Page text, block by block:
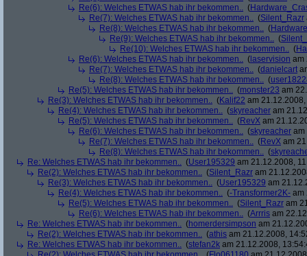
Re(6): Welches ETWAS hab ihr bekommen.. (
Re(7): Welches ETWAS hab ihr bekommen.. (Silent_Razr
Re(8): Welches ETWAS hab ihr bekommen.. (
Re(9): Welches ETWAS hab ihr bekommen.. (
Re(10): Welches ETWAS hab ihr bekommen.. (
Re(6): Welches ETWAS hab ihr bekommen.. ( laservision am
Re(7): Welches ETWAS hab ihr bekommen.. (danielcart
Re(8): Welches ETWAS hab ihr bekommen.. (
Re(5): Welches ETWAS hab ihr bekommen.. (monster23 am
Re(3): Welches ETWAS hab ihr bekommen.. (Kalif22 am
Re(4): Welches ETWAS hab ihr bekommen.. (skyreacher am
Re(5): Welches ETWAS hab ihr bekommen.. (RevX am
Re(6): Welches ETWAS hab ihr bekommen.. (skyreacher am
Re(7): Welches ETWAS hab ihr bekommen.. (RevX am
Re(8): Welches ETWAS hab ihr bekommen.. (
Re: Welches ETWAS hab ihr bekommen.. (User195329 am 21.12.2008,
Re(2): Welches ETWAS hab ihr bekommen.. (Silent_Razr am
Re(3): Welches ETWAS hab ihr bekommen.. (User195329 am
Re(4): Welches ETWAS hab ihr bekommen.. (-Transformer2K- am
Re(5): Welches ETWAS hab ihr bekommen.. (Silent_Razr am
Re(6): Welches ETWAS hab ihr bekommen.. (Arrris am
Re: Welches ETWAS hab ihr bekommen.. (homerdersimpson am
Re(2): Welches ETWAS hab ihr bekommen.. (athis am 21.12.2008,
Re: Welches ETWAS hab ihr bekommen.. (stefan2k am 21.12.2008,